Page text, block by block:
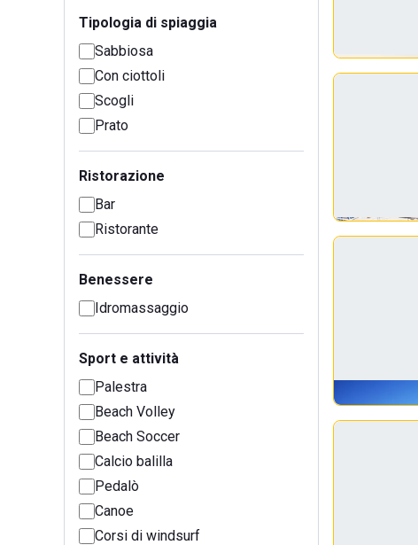
Tipologia di spiaggia
Sabbiosa
Con ciottoli
Scogli
Prato
Ristorazione
Bar
Ristorante
Benessere
Idromassaggio
Sport e attività
Palestra
Beach Volley
Beach Soccer
Calcio balilla
Pedalò
Canoe
Corsi di windsurf